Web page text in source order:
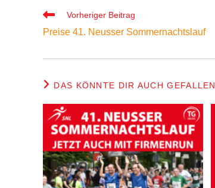
Weitere
ansehen
Vorheriger Beitrag
Preise 41. Neusser Sommernachtslauf
DAS KÖNNTE DIR AUCH GEFALLEN